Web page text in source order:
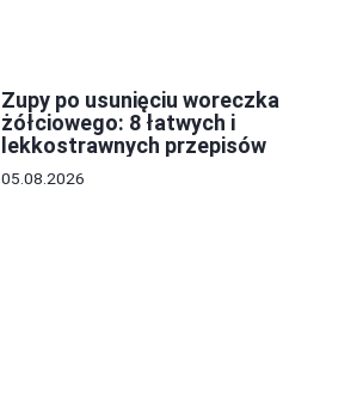
Zupy po usunięciu woreczka
żółciowego: 8 łatwych i
lekkostrawnych przepisów
05.08.2026